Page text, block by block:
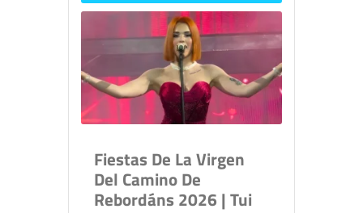
Fiestas De La Virgen
Del Camino De
Rebordáns 2026 | Tui